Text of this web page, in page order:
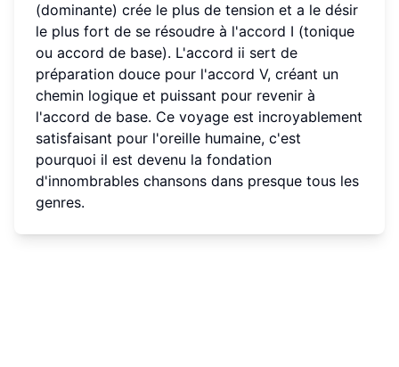
(dominante) crée le plus de tension et a le désir
le plus fort de se résoudre à l'accord I (tonique
ou accord de base). L'accord ii sert de
préparation douce pour l'accord V, créant un
chemin logique et puissant pour revenir à
l'accord de base. Ce voyage est incroyablement
satisfaisant pour l'oreille humaine, c'est
pourquoi il est devenu la fondation
d'innombrables chansons dans presque tous les
genres.